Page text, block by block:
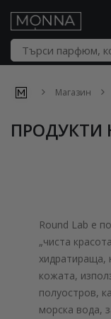
Магазин
ПРОДУКТИ
Round Lab е
„чиста
хидратираща,
кожата,
полуостров,
морска вода,